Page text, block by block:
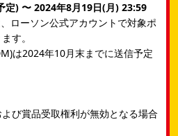
定) 〜 2024年8月19日(月) 23:59
ローソン公式アカウントで対象ポ
す。
は2024年10月末までに送信予定
び賞品受取権利が無効となる場合